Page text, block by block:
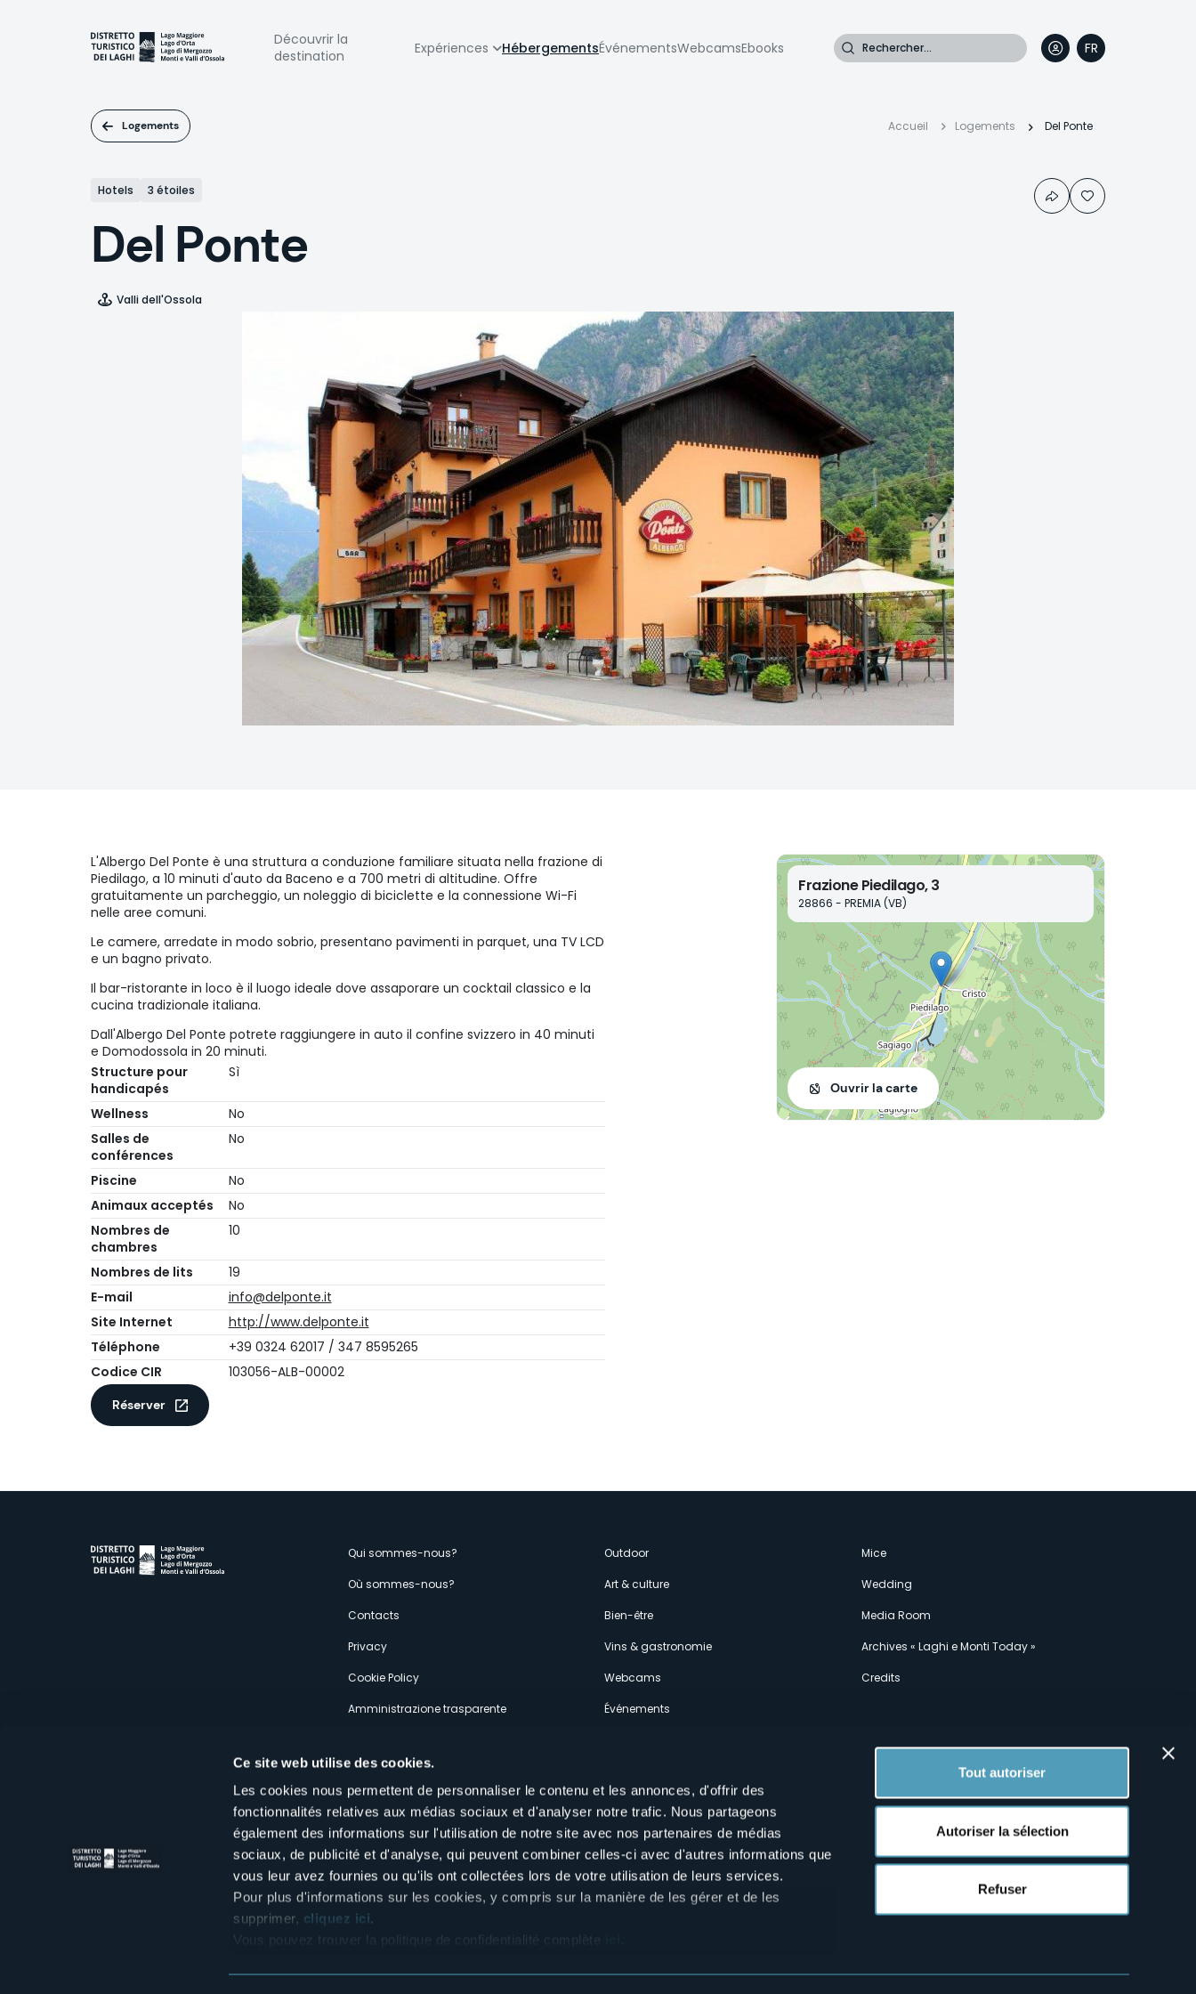
Ce site web utilise des cookies.
Les cookies nous permettent de personnaliser le contenu et les annonces, d'offrir des
fonctionnalités relatives aux médias sociaux et d'analyser notre trafic. Nous partageons
également des informations sur l'utilisation de notre site avec nos partenaires de médias
sociaux, de publicité et d'analyse, qui peuvent combiner celles-ci avec d'autres informations que
vous leur avez fournies ou qu'ils ont collectées lors de votre utilisation de leurs services.
Pour plus d'informations sur les cookies, y compris sur la manière de les gérer et de les
supprimer, cliquez ici.
Vous pouvez trouver la politique de confidentialité complète
Tout autoriser
Autoriser la sélection
Refuser
Navigazione
Découvrir la
destination
Expériences HébergementsÉvénementsWebcamsEbooks Rechercher
FR
IT
EN
DE
Logements
Fil
d'Ariane
Accueil Logements Del Ponte
Hotels 3 étoiles
Del Ponte
Valli dell'Ossola
L'Albergo Del Ponte è una struttura a conduzione familiare situata nella frazione di
Piedilago, a 10 minuti d'auto da Baceno e a 700 metri di altitudine. Offre
gratuitamente un parcheggio, un noleggio di biciclette e la connessione Wi-Fi
nelle aree comuni.
Le camere, arredate in modo sobrio, presentano pavimenti in parquet, una TV LCD
e un bagno privato.
Il bar-ristorante in loco è il luogo ideale dove assaporare un cocktail classico e la
cucina tradizionale italiana.
Dall'Albergo Del Ponte potrete raggiungere in auto il confine svizzero in 40 minuti
e Domodossola in 20 minuti.
Structure pour
handicapés
Sì
Wellness
No
Salles de
conférences
No
Piscine
No
Animaux acceptés
No
Nombres de
chambres
10
Nombres de lits
19
E-mail
info@delponte.it
Site Internet
http://www.delponte.it
Téléphone
+39 0324 62017 / 347 8595265
Codice CIR
103056-ALB-00002
Réserver
Frazione Piedilago, 3
28866 - PREMIA (VB)
Ouvrir la carte
Menù
secondario
Qui sommes-nous?
Où sommes-nous?
Contacts
Privacy
Cookie Policy
Amministrazione trasparente
Outdoor
Art & culture
Bien-être
Vins & gastronomie
Webcams
Événements
Mice
Wedding
Media Room
Archives « Laghi e Monti Today »
Credits
Distretto Turistico dei Laghi Scrl
Sede legale e operativa: Corso Italia 26 - 28838 Stresa VB - Italy
e distrettolaghi@legalmail.it
Suivez-nous sur nos réseaux sociaux